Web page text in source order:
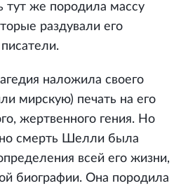
тут же породила массу
раздували его
наложила своего
мирскую) печать на его
жертвенного гения. Но
смерть Шелли была
всей его жизни,
биографии. Она породила